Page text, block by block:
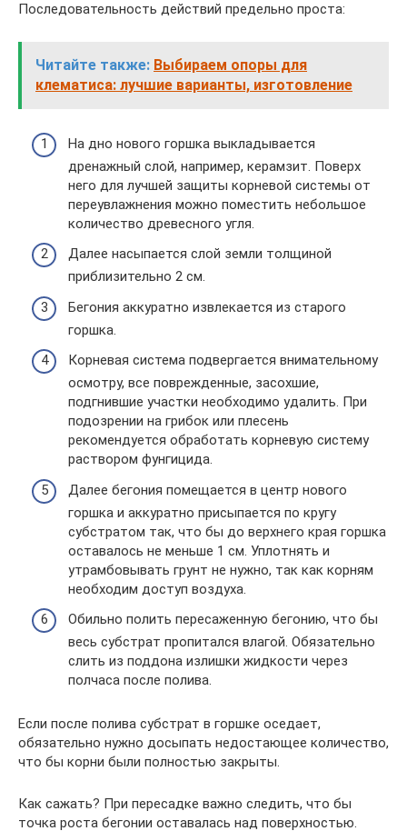
Последовательность действий предельно проста:
Читайте также: Выбираем опоры для
клематиса: лучшие варианты, изготовление
На дно нового горшка выкладывается
дренажный слой, например, керамзит. Поверх
него для лучшей защиты корневой системы от
переувлажнения можно поместить небольшое
количество древесного угля.
Далее насыпается слой земли толщиной
приблизительно 2 см.
Бегония аккуратно извлекается из старого
горшка.
Корневая система подвергается внимательному
осмотру, все поврежденные, засохшие,
подгнившие участки необходимо удалить. При
подозрении на грибок или плесень
рекомендуется обработать корневую систему
раствором фунгицида.
Далее бегония помещается в центр нового
горшка и аккуратно присыпается по кругу
субстратом так, что бы до верхнего края горшка
оставалось не меньше 1 см. Уплотнять и
утрамбовывать грунт не нужно, так как корням
необходим доступ воздуха.
Обильно полить пересаженную бегонию, что бы
весь субстрат пропитался влагой. Обязательно
слить из поддона излишки жидкости через
полчаса после полива.
Если после полива субстрат в горшке оседает,
обязательно нужно досыпать недостающее количество,
что бы корни были полностью закрыты.
Как сажать? При пересадке важно следить, что бы
точка роста бегонии оставалась над поверхностью.